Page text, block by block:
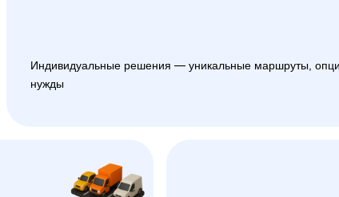
Индивидуальные решения — уникальные маршруты,
нужды